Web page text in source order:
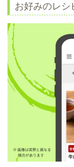
お好みのレシ